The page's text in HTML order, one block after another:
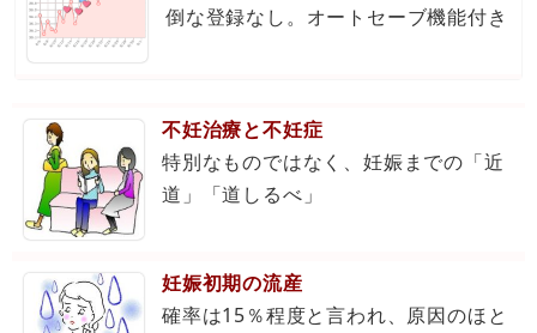
倒な登録なし。オートセーブ機能付き
不妊治療と不妊症
特別なものではなく、妊娠までの「近
道」「道しるべ」
妊娠初期の流産
確率は15％程度と言われ、原因のほと